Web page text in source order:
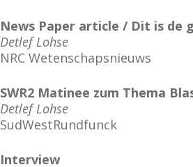
News Paper article / Dit is de
Detlef Lohse
NRC Wetenschapsnieuws
SWR2 Matinee zum Thema
Detlef Lohse
SudWestRundfunck
Interview